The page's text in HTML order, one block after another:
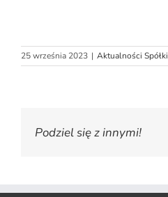
25 września 2023 | Aktualności Spółki
Podziel się z innymi!